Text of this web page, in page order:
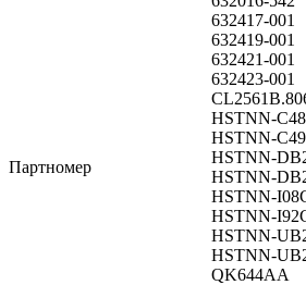
Партномер
632417-001
632419-001
632421-001
632423-001
HSTNN-
HSTNN-
HSTNN-
HSTNN-
HSTNN-
HSTNN-
HSTNN-
HSTNN-
QK644AA